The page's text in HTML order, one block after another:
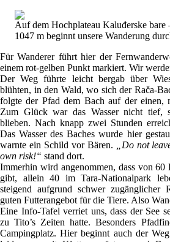
Auf dem Hochplateau Kaluđerske bare
1047 m beginnt unsere Wanderung
Für Wanderer führt hier der
einem rot-gelben Punkt markiert. Wir
Der Weg führte leicht bergab über
blühten, in den Wald, wo sich der Rača-
folgte der Pfad dem Bach auf der einen,
Zum Glück war das Wasser nicht tief,
blieben. Nach knapp zwei Stunden
Das Wasser des Baches wurde hier
warnte ein Schild vor Bären.
„Do not
own risk!“ stand dort.
Immerhin wird angenommen, dass von 60
gibt, allein 40 im Tara-Nationalpark
steigend aufgrund schwer zugänglicher
guten Futterangebot für die Tiere. Also
Eine Info-Tafel verriet uns, dass der See
zu Tito’s Zeiten hatte. Besonders
Campingplatz. Hier beginnt auch der